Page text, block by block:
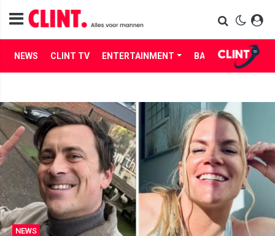
NEWS CLINT TV ENTERTAINMENT BABES LIFE
NEWS